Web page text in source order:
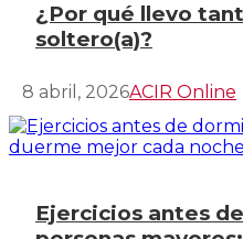
¿Por qué llevo
soltero(a)?
8 abril, 2026ACIR Online
Ejercicios antes